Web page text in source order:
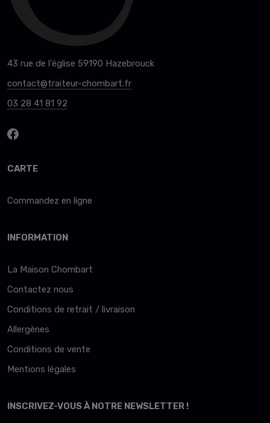
43 rue de l'église 59190 Hazebrouck
contact@traiteur-chombart.fr
03 28 41 81 92
CARTE
Commandez en ligne
INFORMATION
La Maison Chombart
Contactez nous
Conditions de retrait / livraison
Allergènes
Conditions de vente
Mentions légales
INSCRIVEZ-VOUS À NOTRE NEWSLETTER !